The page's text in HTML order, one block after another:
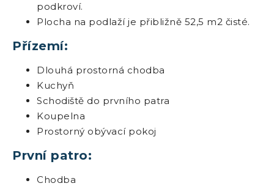
podkroví.
Plocha na podlaží je přibližně 52,5 m2 čisté.
Přízemí:
Dlouhá prostorná chodba
Kuchyň
Schodiště do prvního patra
Koupelna
Prostorný obývací pokoj
První patro:
Chodba